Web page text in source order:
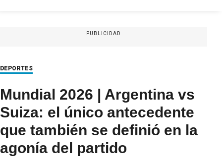
PUBLICIDAD
DEPORTES
Mundial 2026 | Argentina vs
Suiza: el único antecedente
que también se definió en la
agonía del partido